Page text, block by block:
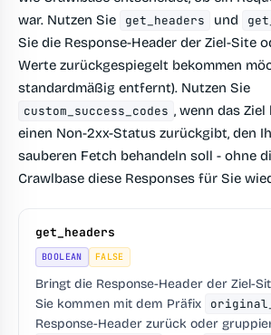
war. Nutzen Sie
get_headers und
Sie die Response-Header der Ziel-Site
Werte zurückgespiegelt bekommen
standardmäßig entfernt). Nutzen Sie
custom_success_codes , wenn das
einen Non-2xx-Status zurückgibt, den
sauberen Fetch behandeln soll - ohne
Crawlbase diese Responses für Sie
get_headers
BOOLEAN FALSE
Bringt die Response-Header der Ziel-
Sie kommen mit dem Präfix
Response-Header zurück oder